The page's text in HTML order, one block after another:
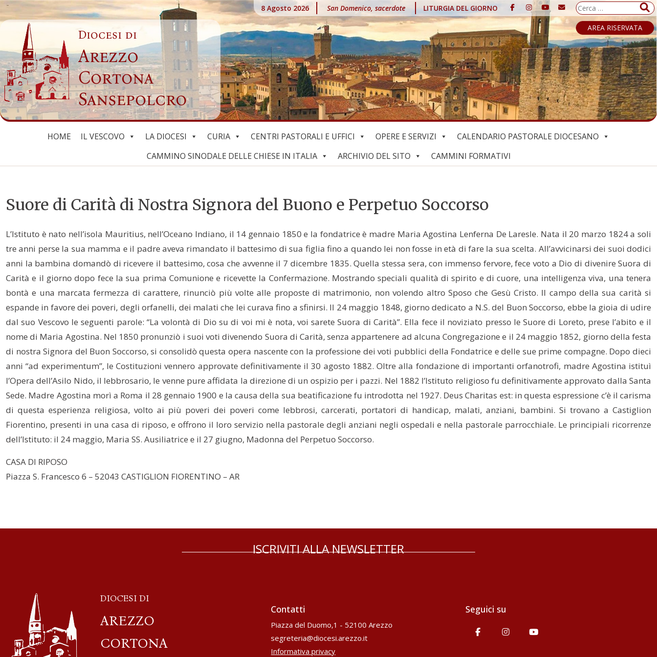
Skip
to
content
Diocesi di
Arezzo
Cortona
Sansepolcro
8 Agosto 2026 San Domenico, sacerdote LITURGIA DEL GIORNO
Ricerca
per:
AREA RISERVATA
HOME IL VESCOVO LA DIOCESI CURIA CENTRI PASTORALI E UFFICI OPERE E SERVIZI
CALENDARIO PASTORALE DIOCESANO
CAMMINO SINODALE DELLE CHIESE IN ITALIA
ARCHIVIO DEL SITO CAMMINI FORMATIVI
Suore di Carità di Nostra Signora del Buono e Perpetuo Soccorso
L’Istituto è nato nell’isola Mauritius, nell’Oceano Indiano, il 14 gennaio 1850 e la fondatrice è madre Maria Agostina Lenferna De Laresle. Nata il 20 marzo 1824 a soli
tre anni perse la sua mamma e il padre aveva rimandato il battesimo di sua figlia fino a quando lei non fosse in età di fare la sua scelta. All’avvicinarsi dei suoi dodici
anni la bambina domandò di ricevere il battesimo, cosa che avvenne il 7 dicembre 1835. Quella stessa sera, con immenso fervore, fece voto a Dio di divenire Suora di
Carità e il giorno dopo fece la sua prima Comunione e ricevette la Confermazione. Mostrando speciali qualità di spirito e di cuore, una intelligenza viva, una tenera
bontà e una marcata fermezza di carattere, rinunciò più volte alle proposte di matrimonio, non volendo altro Sposo che Gesù Cristo. Il campo della sua carità si
espande in favore dei poveri, degli orfanelli, dei malati che lei curava fino a sfinirsi. Il 24 maggio 1848, giorno dedicato a N.S. del Buon Soccorso, ebbe la gioia di udire
dal suo Vescovo le seguenti parole: “La volontà di Dio su di voi mi è nota, voi sarete Suora di Carità”. Ella fece il noviziato presso le Suore di Loreto, prese l’abito e il
nome di Maria Agostina. Nel 1850 pronunziò i suoi voti divenendo Suora di Carità, senza appartenere ad alcuna Congregazione e il 24 maggio 1852, giorno della festa
di nostra Signora del Buon Soccorso, si consolidò questa opera nascente con la professione dei voti pubblici della Fondatrice e delle sue prime compagne. Dopo dieci
anni “ad experimentum”, le Costituzioni vennero approvate definitivamente il 30 agosto 1882. Oltre alla fondazione di importanti orfanotrofi, madre Agostina istituì
l’Opera dell’Asilo Nido, il lebbrosario, le venne pure affidata la direzione di un ospizio per i pazzi. Nel 1882 l’Istituto religioso fu definitivamente approvato dalla Santa
Sede. Madre Agostina morì a Roma il 28 gennaio 1900 e la causa della sua beatificazione fu introdotta nel 1927. Deus Charitas est: in questa espressione c’è il carisma
di questa esperienza religiosa, volto ai più poveri dei poveri come lebbrosi, carcerati, portatori di handicap, malati, anziani, bambini. Si trovano a Castiglion
Fiorentino, presenti in una casa di riposo, e offrono il loro servizio nella pastorale degli anziani negli ospedali e nella pastorale parrocchiale. Le principiali ricorrenze
dell’Istituto: il 24 maggio, Maria SS. Ausiliatrice e il 27 giugno, Madonna del Perpetuo Soccorso.
CASA DI RIPOSO
Piazza S. Francesco 6 – 52043 CASTIGLION FIORENTINO – AR
ISCRIVITI ALLA NEWSLETTER
DIOCESI DI
AREZZO
CORTONA
Contatti
Piazza del Duomo,1 - 52100 Arezzo
segreteria@diocesi.arezzo.it
Informativa privacy
Seguici su